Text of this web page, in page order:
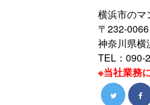
横浜市のマ
〒232-0066
神奈川県横
TEL：090-
※当社業務